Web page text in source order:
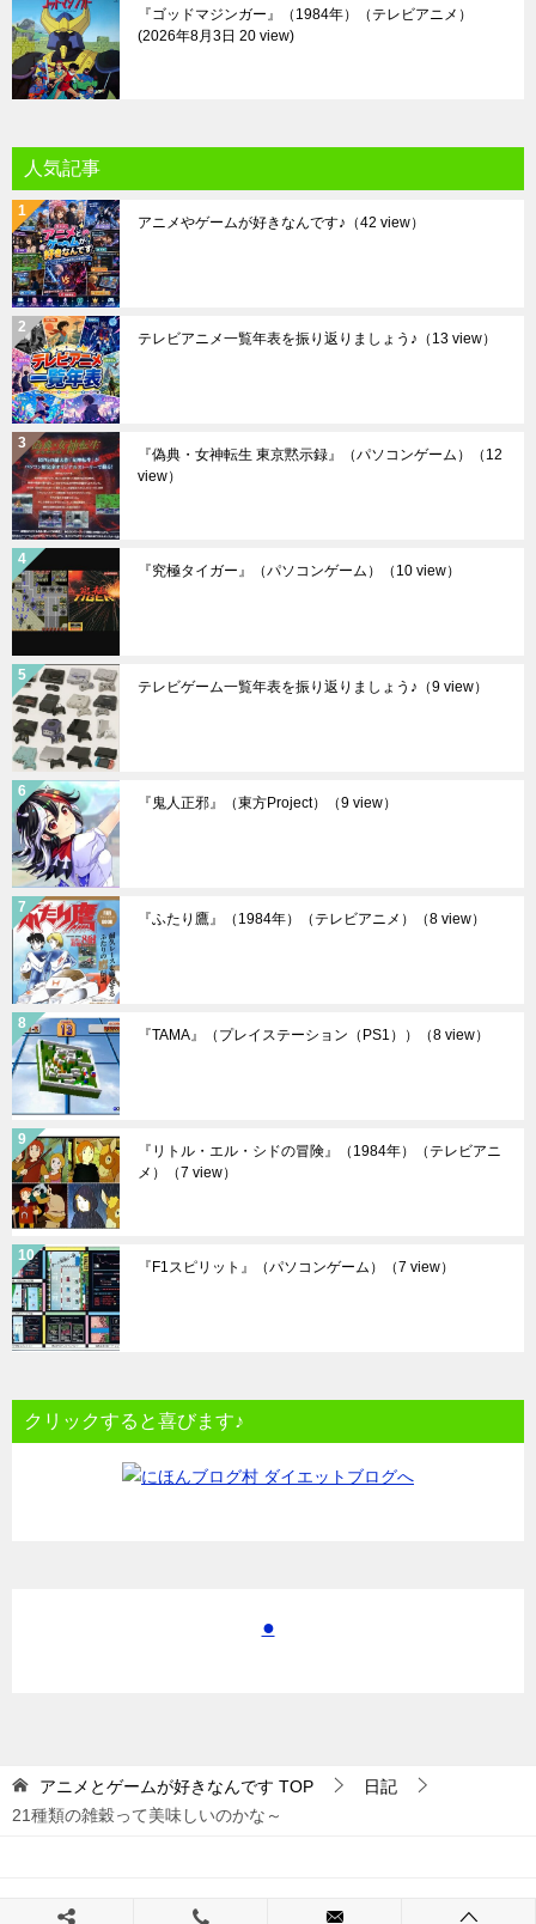
『ゴッドマジンガー』（1984年）（テレビアニメ）
2026年8月3日 20 view
人気記事
アニメやゲームが好きなんです♪ （42 view）
テレビアニメ一覧年表を振り返りましょう♪ （13 view）
『偽典・女神転生 東京黙示録』（パソコンゲーム）
（12
view）
『究極タイガー』（パソコンゲーム） （10 view）
テレビゲーム一覧年表を振り返りましょう♪ （9 view）
『鬼人正邪』（東方Project） （9 view）
『ふたり鷹』（1984年）（テレビアニメ） （8 view）
『TAMA』（プレイステーション（PS1）） （8 view）
『リトル・エル・シドの冒険』（1984年）（テレビアニ
メ）
（7 view）
『F1スピリット』（パソコンゲーム） （7 view）
クリックすると喜びます♪
●
アニメとゲームが好きなんです TOP
日記
21種類の雑穀って美味しいのかな～
© 2017 アニメとゲームが好きなんです